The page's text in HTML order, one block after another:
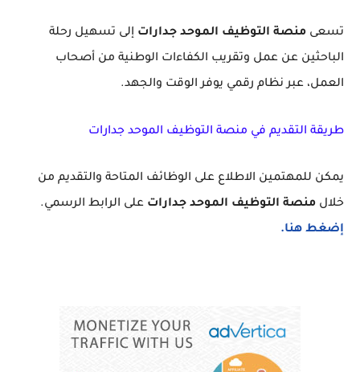
تسعى منصة التوظيف الموحد جدارات إلى تسهيل رحلة
الباحثين عن عمل وتقريب الكفاءات الوطنية من أصحاب
العمل، عبر نظام رقمي يوفر الوقت والجهد.
طريقة التقديم في منصة التوظيف الموحد جدارات
يمكن للمهتمين الاطلاع على الوظائف المتاحة والتقديم من
خلال منصة التوظيف الموحد جدارات على الرابط الرسمي.
إضغط هنا.